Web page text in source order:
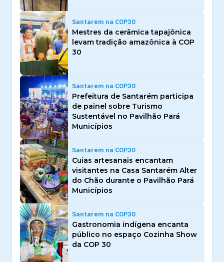
Santarem na COP30
Mestres da cerâmica tapajônica
levam tradição amazônica à COP
30
Santarem na COP30
Prefeitura de Santarém participa
de painel sobre Turismo
Sustentável no Pavilhão Pará
Municípios
Santarem na COP30
Cuias artesanais encantam
visitantes na Casa Santarém Alter
do Chão durante o Pavilhão Pará
Municípios
Santarem na COP30
Gastronomia indígena encanta
público no espaço Cozinha Show
da COP 30